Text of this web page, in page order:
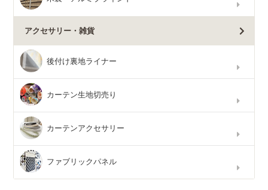
アクセサリー・雑貨
後付け裏地ライナー
カーテン生地切売り
カーテンアクセサリー
ファブリックパネル